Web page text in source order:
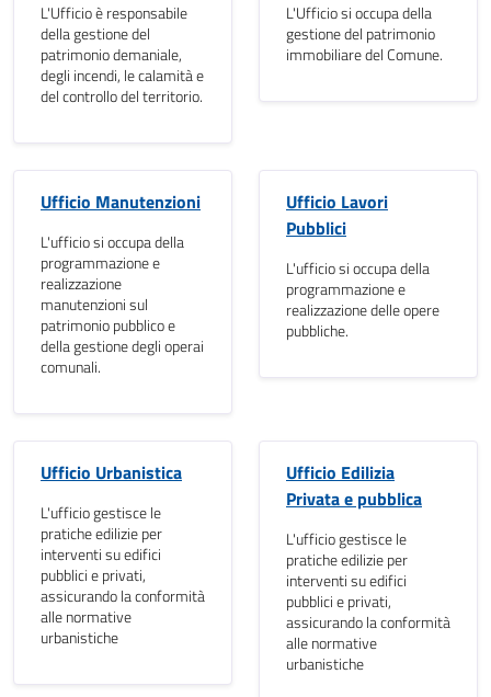
L'Ufficio è responsabile
della gestione del
patrimonio demaniale,
degli incendi, le calamità e
del controllo del territorio.
L'Ufficio si occupa della
gestione del patrimonio
immobiliare del Comune.
Ufficio Manutenzioni
L'ufficio si occupa della
programmazione e
realizzazione
manutenzioni sul
patrimonio pubblico e
della gestione degli operai
comunali.
Ufficio Lavori
Pubblici
L'ufficio si occupa della
programmazione e
realizzazione delle opere
pubbliche.
Ufficio Urbanistica
L'ufficio gestisce le
pratiche edilizie per
interventi su edifici
pubblici e privati,
assicurando la conformità
alle normative
urbanistiche
Ufficio Edilizia
Privata e pubblica
L'ufficio gestisce le
pratiche edilizie per
interventi su edifici
pubblici e privati,
assicurando la conformità
alle normative
urbanistiche